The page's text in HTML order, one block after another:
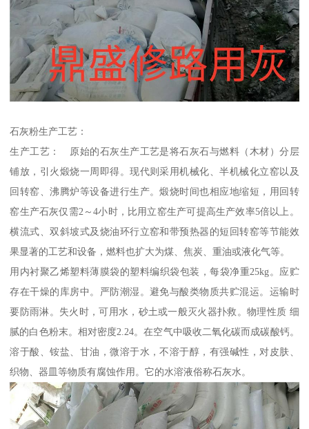
石灰粉生产工艺：
生产工艺： 原始的石灰生产工艺是将石灰石与燃料（木材）分层
铺放，引火煅烧一周即得。现代则采用机械化、半机械化立窑以及
回转窑、沸腾炉等设备进行生产。煅烧时间也相应地缩短，用回转
窑生产石灰仅需2～4小时，比用立窑生产可提高生产效率5倍以上。
横流式、双斜坡式及烧油环行立窑和带预热器的短回转窑等节能效
果显著的工艺和设备，燃料也扩大为煤、焦炭、重油或液化气等。
用内衬聚乙烯塑料薄膜袋的塑料编织袋包装，每袋净重25kg。应贮
存在干燥的库房中。严防潮湿。避免与酸类物质共贮混运。运输时
要防雨淋。失火时，可用水，砂土或一般灭火器扑救。物理性质 细
腻的白色粉末。相对密度2.24。在空气中吸收二氧化碳而成碳酸钙。
溶于酸、铵盐、甘油，微溶于水，不溶于醇，有强碱性，对皮肤、
织物、器皿等物质有腐蚀作用。它的水溶液俗称石灰水。